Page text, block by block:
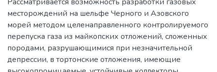
месторождений на шельфе Черного и Азовского
морей методом целенаправленного контролируемого
перепуска газа из майкопских отложений, сложенных
породами, разрушающимися при незначительной
депрессии, в тортонские отложения, имеющие